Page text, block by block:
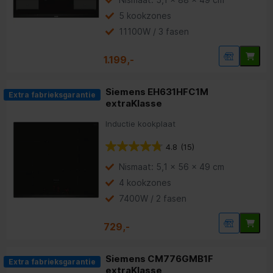
5 kookzones
11100W / 3 fasen
1.199,-
Extra fabrieksgarantie
Siemens EH631HFC1M
extraKlasse
Inductie kookplaat
4.8 (15)
Nismaat: 5,1 x 56 x 49 cm
4 kookzones
7400W / 2 fasen
729,-
Extra fabrieksgarantie
Siemens CM776GMB1F
extraKlasse